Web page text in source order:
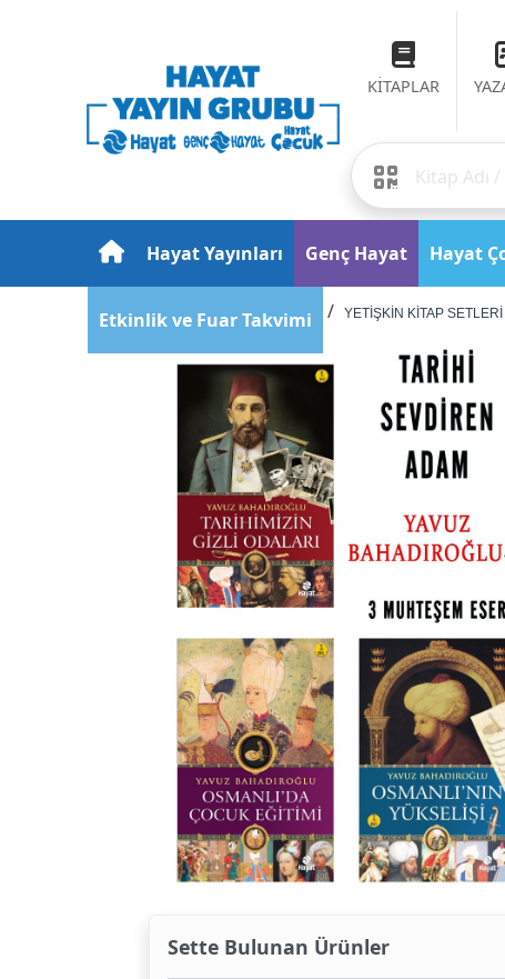
KİTAPLAR
Hayat Yayınları Genç Hayat Hayat
Etkinlik ve Fuar Takvimi
Anasayfa Ürünler YETİŞKİN KİTAP SETLERİ
Sette Bulunan Ürünler